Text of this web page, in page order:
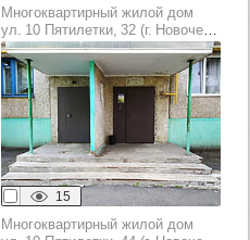
Многоквартирный жилой дом
ул. 10 Пятилетки, 32 (г. Новочебоксарск)
15
Многоквартирный жилой дом